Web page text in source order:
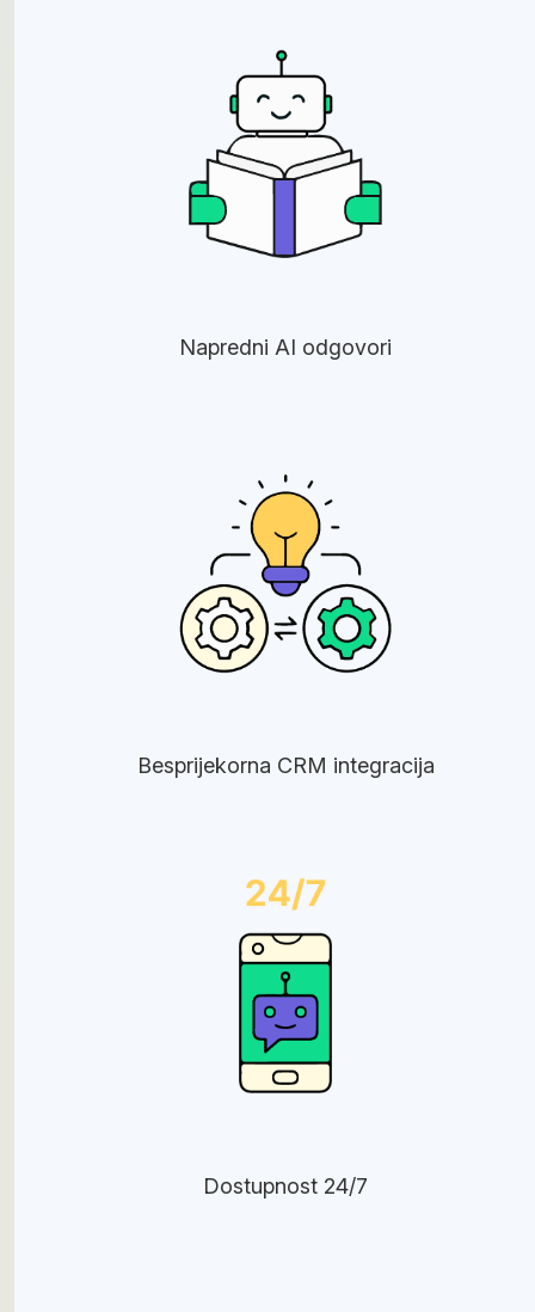
Napredni AI odgovori
Besprijekorna CRM integracija
Dostupnost 24/7